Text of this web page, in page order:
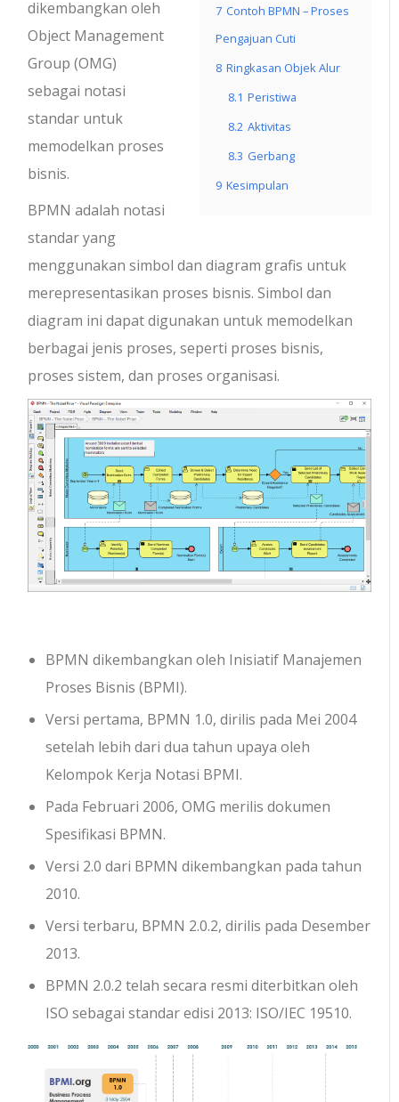
7 Contoh BPMN – Proses
Pengajuan Cuti
8 Ringkasan Objek Alur
8.1 Peristiwa
8.2 Aktivitas
8.3 Gerbang
9 Kesimpulan
dikembangkan oleh
Object Management
Group (OMG)
sebagai notasi
standar untuk
memodelkan proses
bisnis.
BPMN adalah notasi
standar yang
menggunakan simbol dan diagram grafis untuk
merepresentasikan proses bisnis. Simbol dan
diagram ini dapat digunakan untuk memodelkan
berbagai jenis proses, seperti proses bisnis,
proses sistem, dan proses organisasi.
BPMN dikembangkan oleh Inisiatif Manajemen
Proses Bisnis (BPMI).
Versi pertama, BPMN 1.0, dirilis pada Mei 2004
setelah lebih dari dua tahun upaya oleh
Kelompok Kerja Notasi BPMI.
Pada Februari 2006, OMG merilis dokumen
Spesifikasi BPMN.
Versi 2.0 dari BPMN dikembangkan pada tahun
2010.
Versi terbaru, BPMN 2.0.2, dirilis pada Desember
2013.
BPMN 2.0.2 telah secara resmi diterbitkan oleh
ISO sebagai standar edisi 2013: ISO/IEC 19510.